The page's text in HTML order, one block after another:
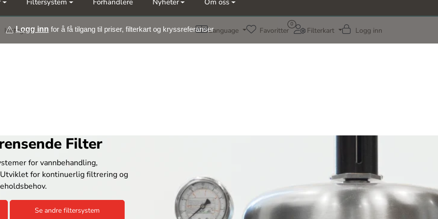
Instagram Language
0
Favoritter Filterkart Logg inn
Filtersystem Forhandlere Nyheter Om oss
Logg inn for å få tilgang til priser, filterkart og kryssreferanser
Filter
for vannbehandling,
for kontinuerlig filtrering og
Se andre filtersystem